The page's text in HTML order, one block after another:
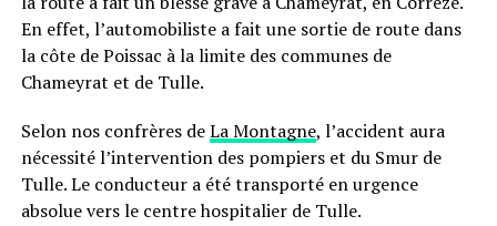
En effet, l’automobiliste a fait une sortie de route dans
la côte de Poissac à la limite des communes de
Chameyrat et de Tulle.
Selon nos confrères deLa Montagne, l’accident aura
nécessité l’intervention des pompiers et du Smur de
Tulle. Le conducteur a été transporté en urgence
absolue vers le centre hospitalier de Tulle.